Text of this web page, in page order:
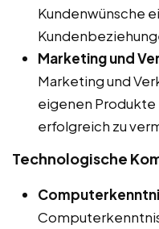
Kundenwünsche
Marketing und
Marketing und
eigenen Produkte
erfolgreich zu
Technologische